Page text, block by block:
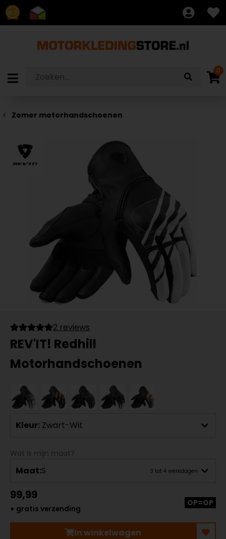
8.7
0
Zomer motorhandschoenen
2 reviews
REV'IT! Redhill
Motorhandschoenen
Kleur: Zwart-Wit
Wat is mijn maat?
Maat:S 3 tot 4 werkdagen
99,99
+ gratis verzending
OP=OP
In winkelwagen